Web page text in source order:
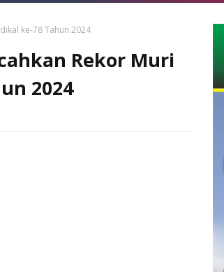
SELAMAT
ke-78 Tahun 2024
Rekor Muri
2024